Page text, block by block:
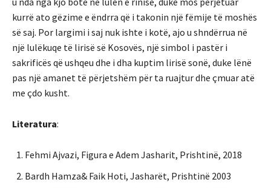
kurrë ato gëzime e ëndrra që i takonin një fëmije të moshës
së saj. Por largimi i saj nuk ishte i kotë, ajo u shndërrua në
një lulëkuqe të lirisë së Kosovës, një simbol i pastër i
sakrificës që ushqeu dhe i dha kuptim lirisë sonë, duke lënë
pas një amanet të përjetshëm për ta ruajtur dhe çmuar atë
me çdo kusht.
Literatura:
Fehmi Ajvazi, Figura e Adem Jasharit, Prishtinë, 2018
Bardh Hamza& Faik Hoti, Jasharët, Prishtinë 2003